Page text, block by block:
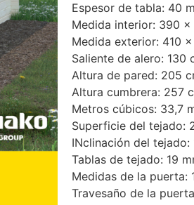
Espesor de tabla: 40
Medida interior: 390
Medida exterior: 410
Saliente de alero: 130
Altura de pared: 205
Altura cumbrera: 257
Metros cúbicos: 33,7
Superficie del tejado:
INclinación del tejado:
Tablas de tejado: 19
Medidas de la puerta:
Travesaño de la